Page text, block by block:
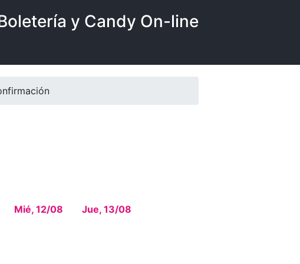
y Candy On-line
Mié, 12/08 Jue, 13/08